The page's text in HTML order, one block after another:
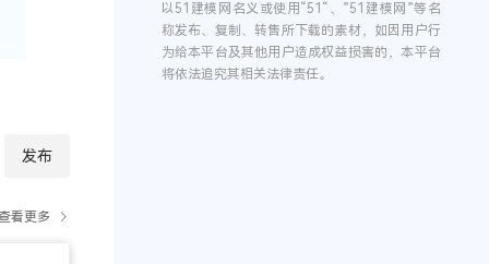
发布
看更多
以51建模网名义或使用“51“、”51建模网”等名
称发布、复制、转售所下载的素材，如因用户行
为给本平台及其他用户造成权益损害的，本平台
将依法追究其相关法律责任。